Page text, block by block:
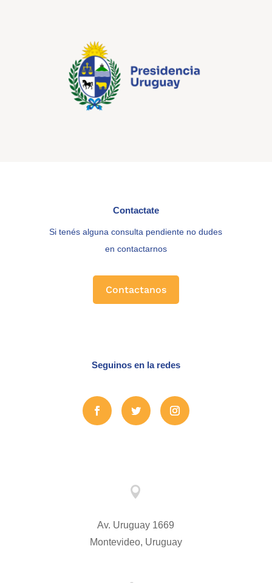
Contactate
Si tenés alguna consulta pendiente no dudes
en contactarnos
Contactanos
Seguinos en la redes

Av. Uruguay 1669
Montevideo, Uruguay